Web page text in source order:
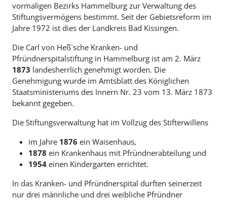
vormaligen Bezirks Hammelburg zur Verwaltung des
Stiftungsvermögens bestimmt. Seit der Gebietsreform im
Jahre 1972 ist dies der Landkreis Bad Kissingen.
Die Carl von Heß`sche Kranken- und
Pfründnerspitalstiftung in Hammelburg ist am 2. März
1873 landesherrlich genehmigt worden. Die
Genehmigung wurde im Amtsblatt des Königlichen
Staatsministeriums des Innern Nr. 23 vom 13. März 1873
bekannt gegeben.
Die Stiftungsverwaltung hat im Vollzug des Stifterwillens
im Jahre 1876 ein Waisenhaus,
1878 ein Krankenhaus mit Pfründnerabteilung und
1954 einen Kindergarten errichtet.
In das Kranken- und Pfründnerspital durften seinerzeit
nur drei männliche und drei weibliche Pfründner